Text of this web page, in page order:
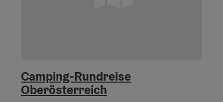
Camping-Rundreise
Oberösterreich